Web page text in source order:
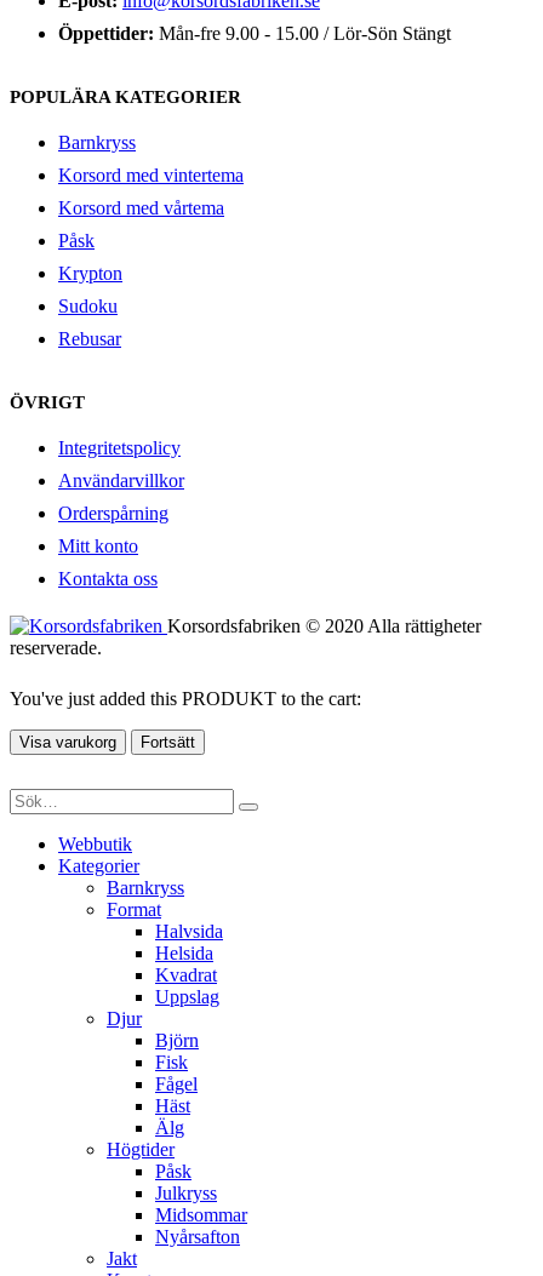
Öppettider: Mån-fre 9.00 - 15.00 / Lör-Sön Stängt
POPULÄRA KATEGORIER
Barnkryss
Korsord med vintertema
Korsord med vårtema
Påsk
Krypton
Sudoku
Rebusar
ÖVRIGT
Integritetspolicy
Användarvillkor
Orderspårning
Mitt konto
Kontakta oss
Korsordsfabriken © 2020 Alla rättigheter
reserverade.
You've just added this PRODUKT to the cart:
Visa varukorg Fortsätt
Webbutik
Kategorier
Barnkryss
Format
Halvsida
Helsida
Kvadrat
Uppslag
Djur
Björn
Fisk
Fågel
Häst
Älg
Högtider
Påsk
Julkryss
Midsommar
Nyårsafton
Jakt